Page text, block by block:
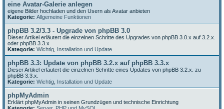
eine Avatar-Galerie anlegen
eigene Bilder hochladen und den Usern als Avatar anbieten
Kategorie: Allgemeine Funktionen
phpBB 3.2/3.3 - Upgrade von phpBB 3.0
Dieser Artikel erläutert die einzelnen Schritte des Upgrades von phpBB 3.0.x auf 3.2.x.
oder phpBB 3.3.x
Kategorie: Wichtig Installation und Update
phpBB 3.3: Update von phpBB 3.2.x auf phpBB 3.3.x
Dieser Artikel erläutert die einzelnen Schritte eines Updates von phpBB 3.2.x. zu
phpBB 3.3.x.
Kategorie: Wichtig Installation und Update
phpMyAdmin
Erklärt phpMyAdmin in seinen Grundzügen und technische Einrichtung